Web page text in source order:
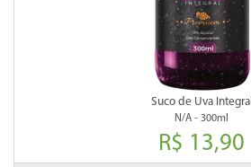
Suco de Uva Integral
N/A - 300ml
R$ 13,90